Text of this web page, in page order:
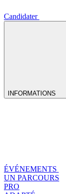
Candidater
INFORMATIONS
ÉVÉNEMENTS
UN PARCOURS
PRO